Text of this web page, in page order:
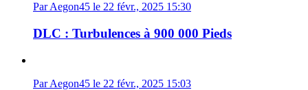
Par Aegon45 le 22 févr., 2025 15:30
DLC : Turbulences à 900 000 Pieds
Par Aegon45 le 22 févr., 2025 15:03